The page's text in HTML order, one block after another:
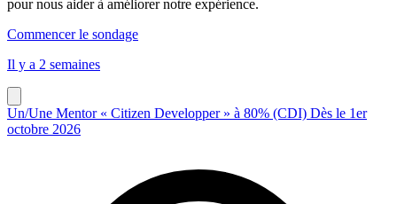
pour nous aider à améliorer notre expérience.
Commencer le sondage
Il y a 2 semaines
Un/Une Mentor « Citizen Developper » à 80% (CDI) Dès le 1er
octobre 2026